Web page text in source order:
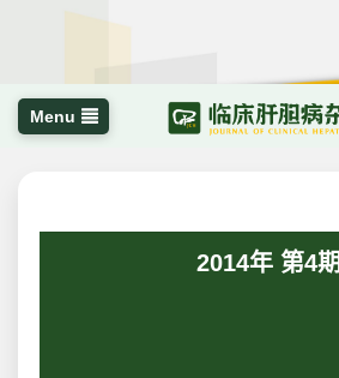
Menu
2014年 第4期